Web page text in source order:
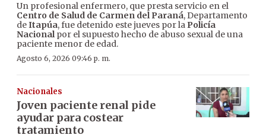
Un profesional enfermero, que presta servicio en el
Centro de Salud de Carmen del Paraná, Departamento
deItapúa, fue detenido este jueves por la Policía
Nacionalpor el supuesto hecho de abuso sexual de una
paciente menor de edad.
Agosto 6, 2026 09:46 p. m.
Nacionales
Joven paciente renal pide
ayudar para costear
tratamiento